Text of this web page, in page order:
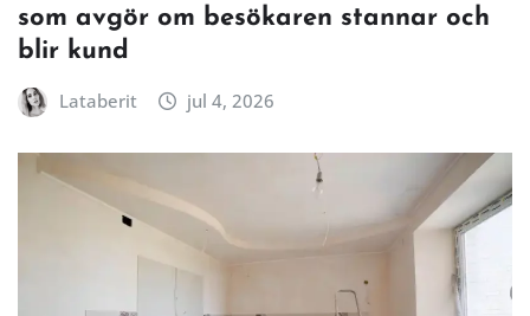
som avgör om besökaren stannar och
blir kund
Lataberit jul 4, 2026